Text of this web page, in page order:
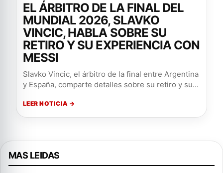
EL ÁRBITRO DE LA FINAL DEL
MUNDIAL 2026, SLAVKO
VINCIC, HABLA SOBRE SU
RETIRO Y SU EXPERIENCIA CON
MESSI
Slavko Vincic, el árbitro de la final entre Argentina
y España, comparte detalles sobre su retiro y su...
LEER NOTICIA →
MAS LEIDAS